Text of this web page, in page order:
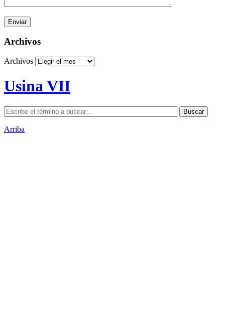
Archivos
Archivos
Usina VII
Arriba